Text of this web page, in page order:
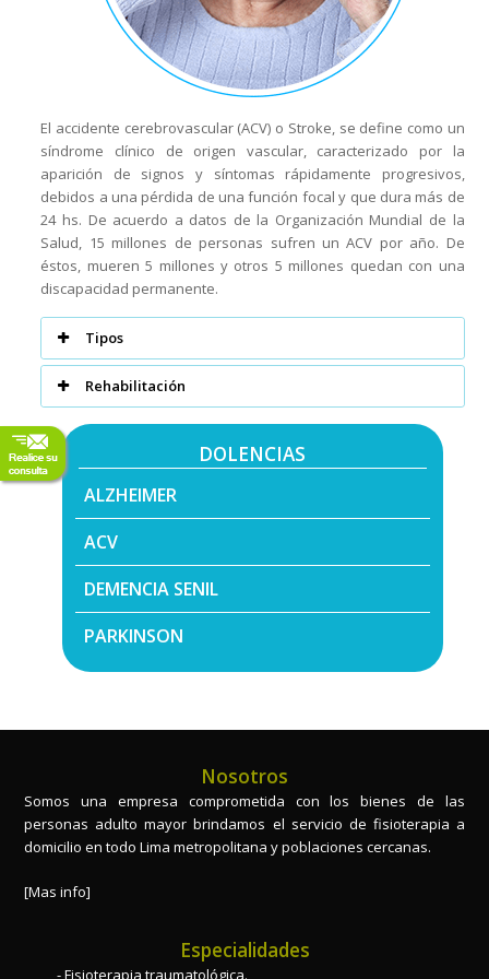
El accidente cerebrovascular (ACV) o Stroke, se define como un
síndrome clínico de origen vascular, caracterizado por la
aparición de signos y síntomas rápidamente progresivos,
debidos a una pérdida de una función focal y que dura más de
24 hs. De acuerdo a datos de la Organización Mundial de la
Salud, 15 millones de personas sufren un ACV por año. De
éstos, mueren 5 millones y otros 5 millones quedan con una
discapacidad permanente.
Tipos
Rehabilitación
DOLENCIAS
ALZHEIMER
ACV
DEMENCIA SENIL
PARKINSON
Nosotros
Somos una empresa comprometida con los bienes de las
personas adulto mayor brindamos el servicio de fisioterapia a
domicilio en todo Lima metropolitana y poblaciones cercanas.
[Mas info]
Especialidades
Fisioterapia traumatológica.